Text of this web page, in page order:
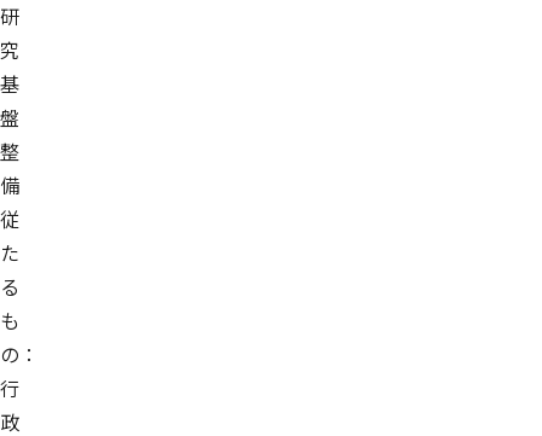
研
究
基
盤
整
備
従
た
る
も
の：
行
政